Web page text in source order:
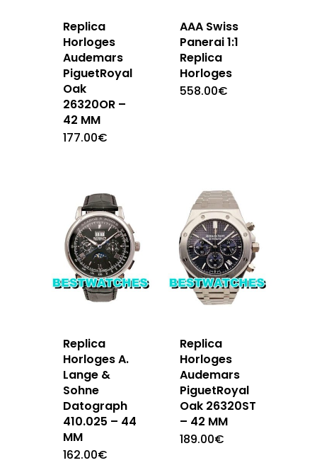
Replica
Horloges
Audemars
PiguetRoyal
Oak
26320OR –
42 MM
177.00€
AAA Swiss
Panerai 1:1
Replica
Horloges
558.00€
Replica
Horloges A.
Lange &
Sohne
Datograph
410.025 – 44
MM
162.00€
Replica
Horloges
Audemars
PiguetRoyal
Oak 26320ST
– 42 MM
189.00€